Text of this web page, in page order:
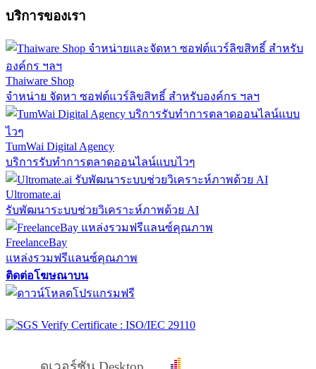
บริการของเรา
Thaiware Shop
จำหน่าย จัดหา ซอฟต์แวร์ลิขสิทธิ์ สำหรับองค์กร ฯลฯ
TumWai Digital Agency
บริการรับทำการตลาดออนไลน์แบบไวๆ
Ultromate.ai
รับพัฒนาระบบช่วยวิเคราะห์ภาพด้วย AI
FreelanceBay
แหล่งรวมฟรีแลนซ์คุณภาพ
ติดต่อโฆษณาบน